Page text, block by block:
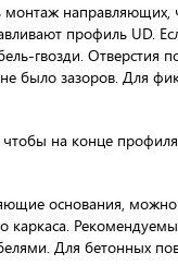
направляющих,
профиль UD.
гвозди. Отверстия
было зазоров. Для
на конце профиля
основания,
каркаса.
Для бетонных